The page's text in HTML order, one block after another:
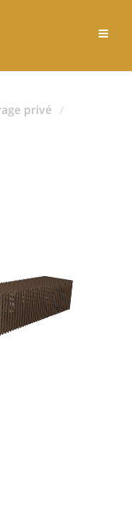
privé